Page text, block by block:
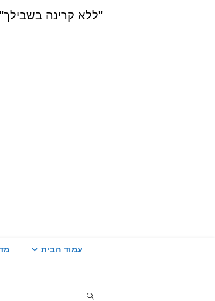
"ללא קרינה בשבילך"... שאלות,
עמוד הבית